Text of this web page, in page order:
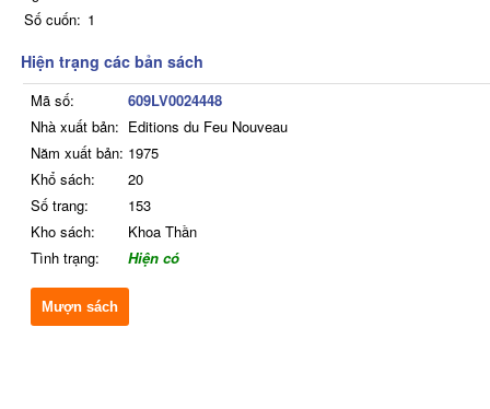
Số cuốn: 1
Hiện trạng các bản sách
Mã số:
609LV0024448
Nhà xuất bản: Editions du Feu Nouveau
Năm xuất bản: 1975
Khổ sách:
20
Số trang:
153
Kho sách:
Khoa Thần
Tình trạng:
Hiện có
Mượn sách